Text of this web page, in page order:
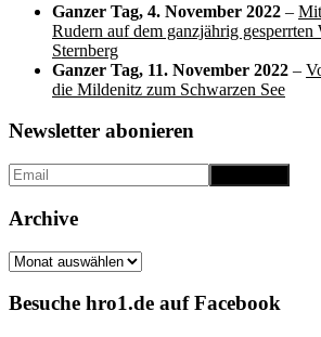
Ganzer Tag, 4. November 2022 –
Rudern auf dem ganzjährig gesperrten
Sternberg
Ganzer Tag, 11. November 2022 –
die Mildenitz zum Schwarzen See
Newsletter abonieren
Archive
Archive
Besuche hro1.de auf Facebook